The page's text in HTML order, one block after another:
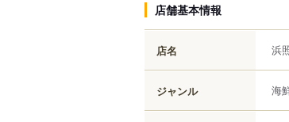
店舗基本情報
店名 浜
ジャンル 海